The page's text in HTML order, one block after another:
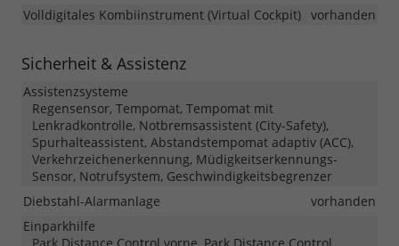
Volldigitales Kombiinstrument (Virtual Cockpit) vorhanden
Sicherheit & Assistenz
Assistenzsysteme
Regensensor, Tempomat, Tempomat mit
Lenkradkontrolle, Notbremsassistent (City-Safety),
Spurhalteassistent, Abstandstempomat adaptiv (ACC),
Verkehrzeichenerkennung, Müdigkeitserkennungs-
Sensor, Notrufsystem, Geschwindigkeitsbegrenzer
Diebstahl-Alarmanlage
vorhanden
Einparkhilfe